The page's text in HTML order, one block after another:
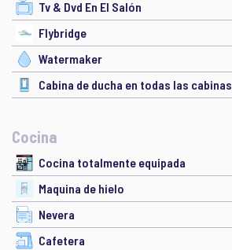
Tv & Dvd En El Salón
Flybridge
Watermaker
Cabina de ducha en todas las cabinas
Cocina
Cocina totalmente equipada
Maquina de hielo
Nevera
Cafetera